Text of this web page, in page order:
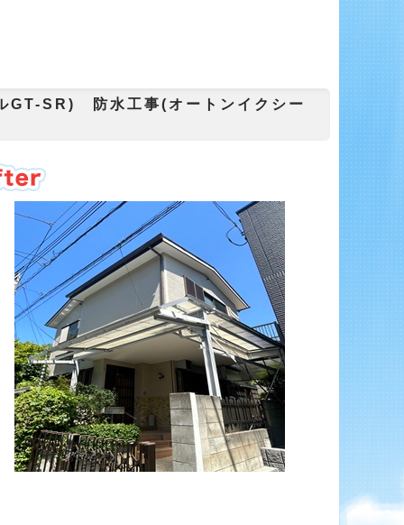
GT-SR) 防水工事(オートンイクシー